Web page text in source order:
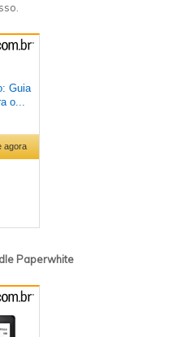
Paperwhite